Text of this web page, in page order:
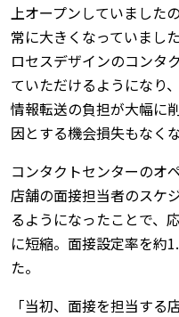
上オープンしていました
常に大きくなっていまし
ロセスデザインのコンタ
ていただけるようになり
情報転送の負担が大幅に
因とする機会損失もなく
コンタクトセンターのオ
店舗の面接担当者のスケ
るようになったことで、
に短縮。面接設定率を約
た。
「当初、面接を担当す